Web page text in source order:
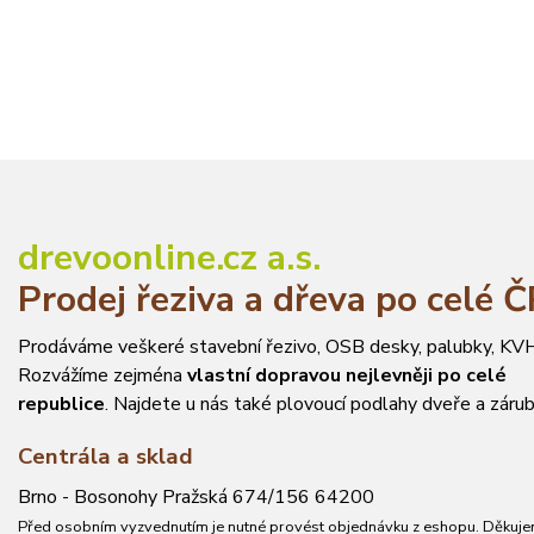
drevoonline.cz a.s.
Prodej řeziva a dřeva po celé
Prodáváme veškeré stavební řezivo, OSB desky, palubky,
Rozvážíme zejména vlastní dopravou nejlevněji po celé
republice. Najdete u nás také plovoucí podlahy dveře a
Centrála a sklad
Brno - Bosonohy Pražská 674/156 64200
Před osobním vyzvednutím je nutné provést objednávku z eshopu.